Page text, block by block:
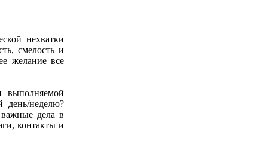
нехватки
смелость и
желание все
выполняемой
день/неделю?
дела в
контакты и